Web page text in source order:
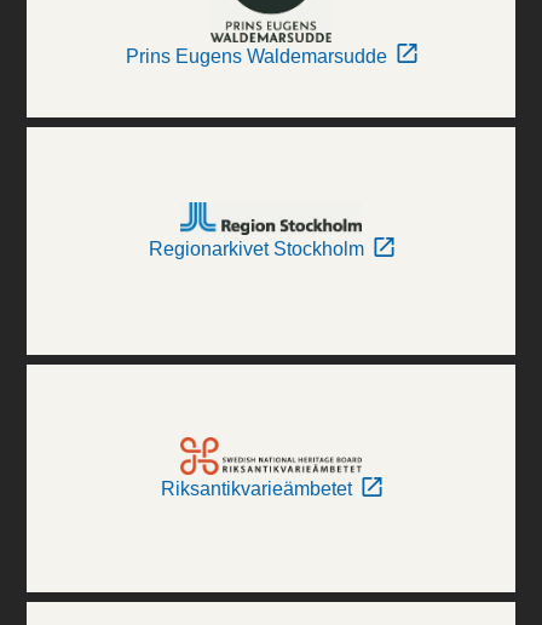
Prins Eugens Waldemarsudde
Regionarkivet Stockholm
Riksantikvarieämbetet